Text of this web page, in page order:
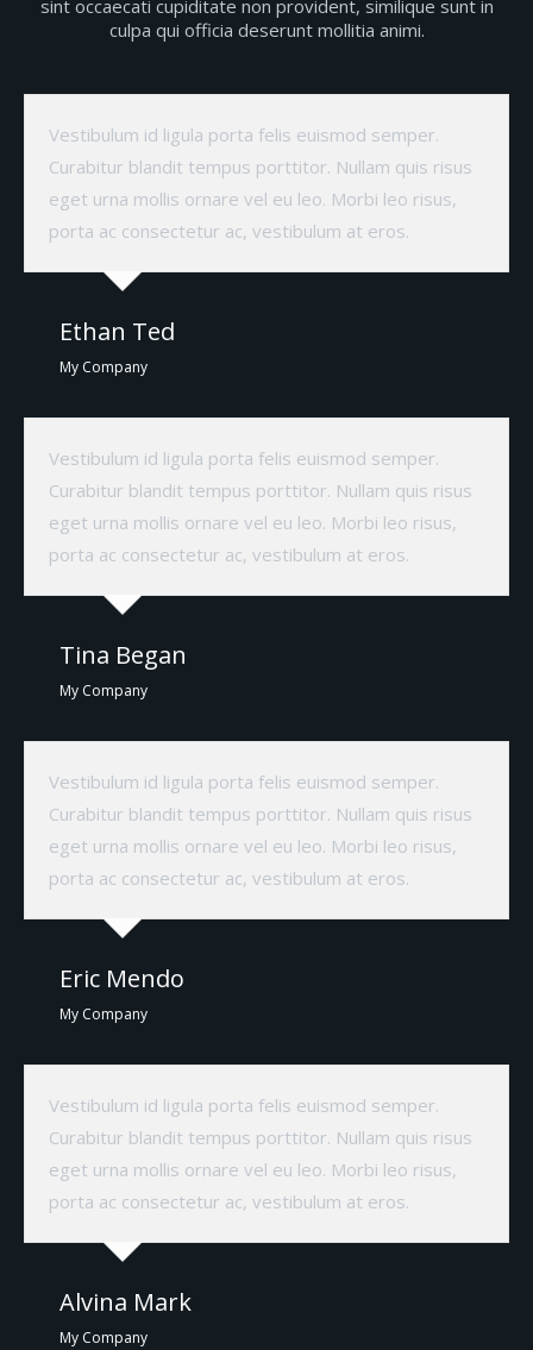
sint occaecati cupiditate non provident, similique sunt in
culpa qui officia deserunt mollitia animi.
Vestibulum id ligula porta felis euismod semper.
Curabitur blandit tempus porttitor. Nullam quis risus
eget urna mollis ornare vel eu leo. Morbi leo risus,
porta ac consectetur ac, vestibulum at eros.
Ethan Ted
My Company
Vestibulum id ligula porta felis euismod semper.
Curabitur blandit tempus porttitor. Nullam quis risus
eget urna mollis ornare vel eu leo. Morbi leo risus,
porta ac consectetur ac, vestibulum at eros.
Tina Began
My Company
Vestibulum id ligula porta felis euismod semper.
Curabitur blandit tempus porttitor. Nullam quis risus
eget urna mollis ornare vel eu leo. Morbi leo risus,
porta ac consectetur ac, vestibulum at eros.
Eric Mendo
My Company
Vestibulum id ligula porta felis euismod semper.
Curabitur blandit tempus porttitor. Nullam quis risus
eget urna mollis ornare vel eu leo. Morbi leo risus,
porta ac consectetur ac, vestibulum at eros.
Alvina Mark
My Company